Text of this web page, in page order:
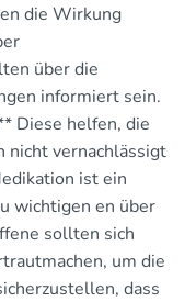
die Wirkung
über die
informiert sein.
Diese helfen, die
nicht vernachlässigt
ist ein
wichtigen en über
sollten sich
um die
dass